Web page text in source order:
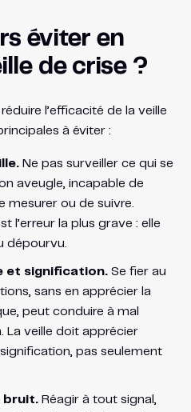
éviter en
de crise ?
l’efficacité de la veille
à éviter :
Ne pas surveiller ce qui se
aveugle, incapable de
ou de suivre.
l’erreur la plus grave : elle
dépourvu.
et signification.Se fier au
sans en apprécier la
peut conduire à mal
La veille doit apprécier
signification, pas seulement
bruit.Réagir à tout signal,